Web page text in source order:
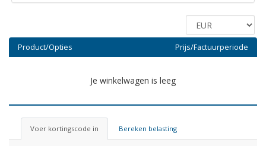
Product/Opties Prijs/Factuurperiode
Je winkelwagen is leeg
Voer kortingscode in Bereken belasting